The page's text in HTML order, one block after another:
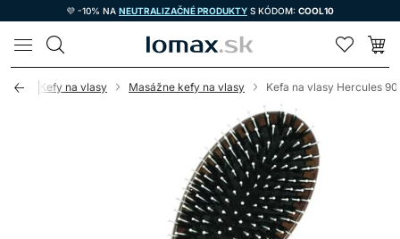
💜 -10% NA NEUTRALIZAČNÉ PRODUKTY S KÓDOM: COOL10
LOMAX
Kefy na vlasy Masážne kefy na vlasy Kefa na vlasy Hercules